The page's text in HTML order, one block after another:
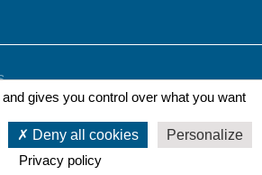
gives you control over what you want
Deny all cookies
Personalize
Privacy policy